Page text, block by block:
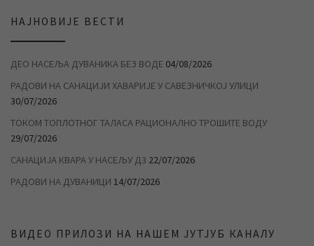
НАЈНОВИЈЕ ВЕСТИ
ДЕО НАСЕЉА ДУВАНИКА БЕЗ ВОДЕ 04/08/2026
РАДОВИ НА САНАЦИЈИ ХАВАРИЈЕ У САВЕЗНИЧКОЈ УЛИЦИ
30/07/2026
ТОКОМ ТОПЛОТНОГ ТАЛАСА РАЦИОНАЛНО ТРОШИТЕ ВОДУ
29/07/2026
САНАЦИЈА КВАРА У НАСЕЉУ Д3 22/07/2026
РАДОВИ НА ДУВАНИЦИ 14/07/2026
ВИДЕО ПРИЛОЗИ НА НАШЕМ ЈУТЈУБ КАНАЛУ